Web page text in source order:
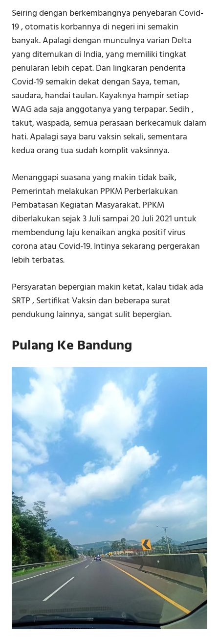
Seiring dengan berkembangnya penyebaran Covid-
19 , otomatis korbannya di negeri ini semakin
banyak. Apalagi dengan munculnya varian Delta
yang ditemukan di India, yang memiliki tingkat
penularan lebih cepat. Dan lingkaran penderita
Covid-19 semakin dekat dengan Saya, teman,
saudara, handai taulan. Kayaknya hampir setiap
WAG ada saja anggotanya yang terpapar. Sedih ,
takut, waspada, semua perasaan berkecamuk dalam
hati. Apalagi saya baru vaksin sekali, sementara
kedua orang tua sudah komplit vaksinnya.
Menanggapi suasana yang makin tidak baik,
Pemerintah melakukan PPKM Perberlakukan
Pembatasan Kegiatan Masyarakat. PPKM
diberlakukan sejak 3 Juli sampai 20 Juli 2021 untuk
membendung laju kenaikan angka positif virus
corona atau Covid-19. Intinya sekarang pergerakan
lebih terbatas.
Persyaratan bepergian makin ketat, kalau tidak ada
SRTP , Sertifikat Vaksin dan beberapa surat
pendukung lainnya, sangat sulit bepergian.
Pulang Ke Bandung